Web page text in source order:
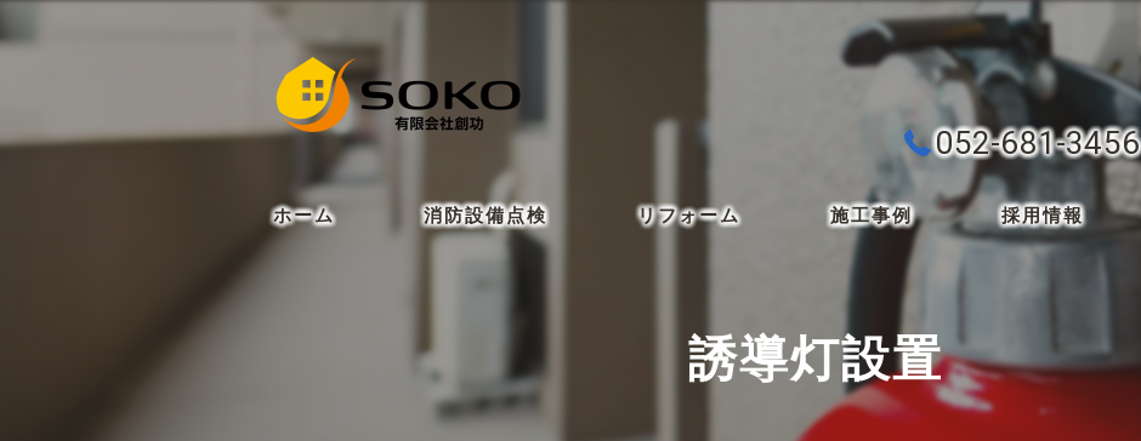
052-681-3456
ホーム 消防設備点検 リフォーム 施工事例 採用情報
誘導灯設置